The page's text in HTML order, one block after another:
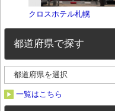
クロスホテル札幌
都道府県で探す
一覧はこちら